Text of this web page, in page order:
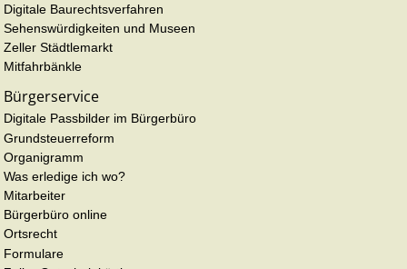
Digitale Baurechtsverfahren
Sehenswürdigkeiten und Museen
Zeller Städtlemarkt
Mitfahrbänkle
Bürgerservice
Digitale Passbilder im Bürgerbüro
Grundsteuerreform
Organigramm
Was erledige ich wo?
Mitarbeiter
Bürgerbüro online
Ortsrecht
Formulare